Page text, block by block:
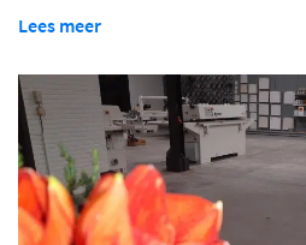
Lees meer